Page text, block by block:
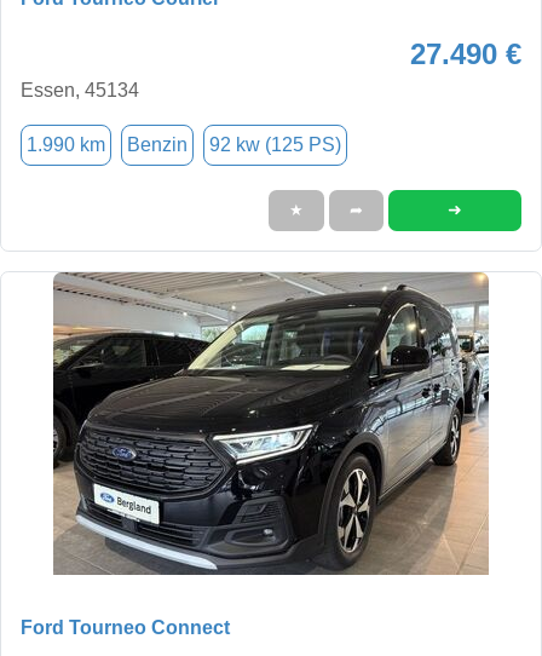
27.490 €
Essen, 45134
1.990 km Benzin 92 kw (125 PS)
★ ➦ ➜
Ford Tourneo Connect